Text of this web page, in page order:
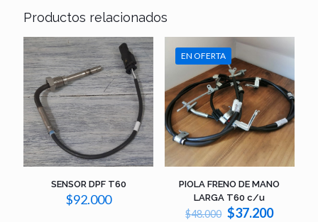
Productos relacionados
SENSOR DPF T60
$92.000
EN OFERTA
PIOLA FRENO DE MANO
LARGA T60 c/u
$48.000 El
$37.200El